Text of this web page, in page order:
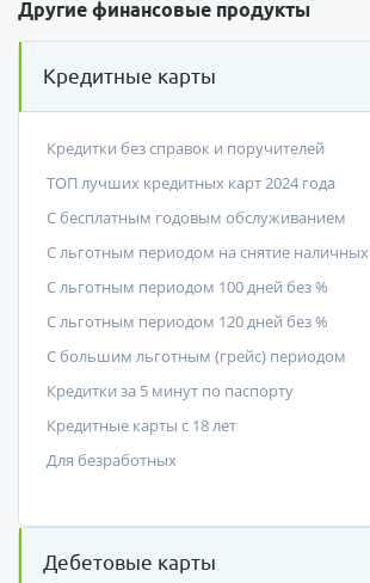
Другие финансовые продукты
Кредитные карты
Кредитки без справок и поручителей
ТОП лучших кредитных карт 2024 года
С бесплатным годовым обслуживанием
С льготным периодом на снятие наличных
С льготным периодом 100 дней без %
С льготным периодом 120 дней без %
С большим льготным (грейс) периодом
Кредитки за 5 минут по паспорту
Кредитные карты с 18 лет
Для безработных
Дебетовые карты